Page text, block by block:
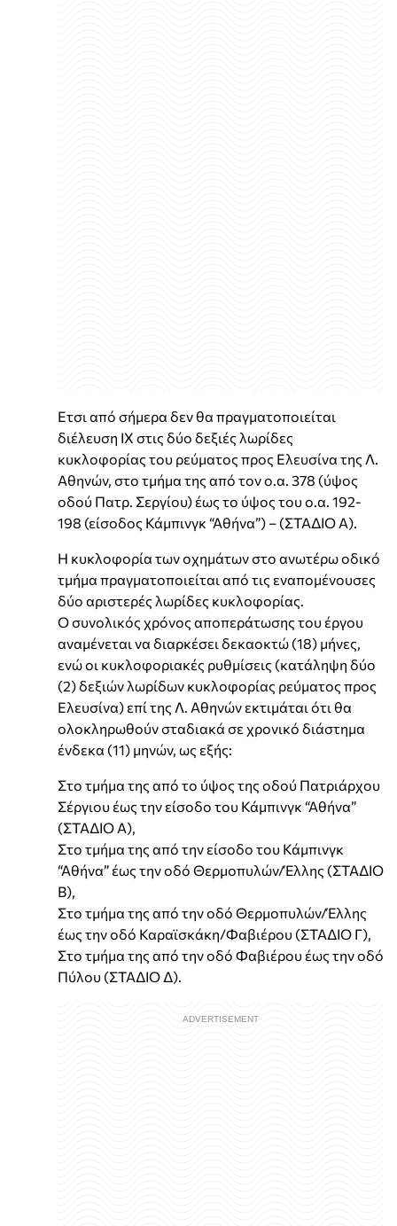
Ετσι από σήμερα δεν θα πραγματοποιείται
διέλευση ΙΧ στις δύο δεξιές λωρίδες
κυκλοφορίας του ρεύματος προς Ελευσίνα της Λ.
Αθηνών, στο τμήμα της από τον ο.α. 378 (ύψος
οδού Πατρ. Σεργίου) έως το ύψος του ο.α. 192-
198 (είσοδος Κάμπινγκ “Αθήνα”) – (ΣΤΑΔΙΟ Α).
Η κυκλοφορία των οχημάτων στο ανωτέρω οδικό
τμήμα πραγματοποιείται από τις εναπομένουσες
δύο αριστερές λωρίδες κυκλοφορίας.
Ο συνολικός χρόνος αποπεράτωσης του έργου
αναμένεται να διαρκέσει δεκαοκτώ (18) μήνες,
ενώ οι κυκλοφοριακές ρυθμίσεις (κατάληψη δύο
(2) δεξιών λωρίδων κυκλοφορίας ρεύματος προς
Ελευσίνα) επί της Λ. Αθηνών εκτιμάται ότι θα
ολοκληρωθούν σταδιακά σε χρονικό διάστημα
ένδεκα (11) μηνών, ως εξής:
Στο τμήμα της από το ύψος της οδού Πατριάρχου
Σέργιου έως την είσοδο του Κάμπινγκ “Αθήνα”
(ΣΤΑΔΙΟ Α),
Στο τμήμα της από την είσοδο του Κάμπινγκ
“Αθήνα” έως την οδό Θερμοπυλών/Έλλης (ΣΤΑΔΙΟ
Β),
Στο τμήμα της από την οδό Θερμοπυλών/Έλλης
έως την οδό Καραϊσκάκη/Φαβιέρου (ΣΤΑΔΙΟ Γ),
Στο τμήμα της από την οδό Φαβιέρου έως την οδό
Πύλου (ΣΤΑΔΙΟ Δ).